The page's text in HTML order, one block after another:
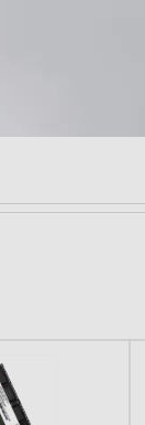
con gli amici.